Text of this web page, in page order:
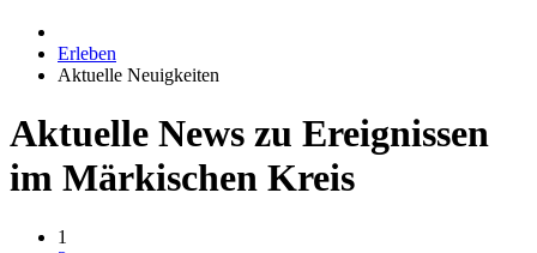
Erleben
Aktuelle Neuigkeiten
Aktuelle News zu Ereignissen
im Märkischen Kreis
1